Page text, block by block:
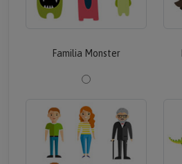
Familia Monster